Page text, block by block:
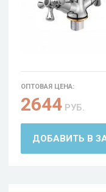
ОПТОВАЯ ЦЕНА:
2644 РУБ.
ДОБАВИТЬ В